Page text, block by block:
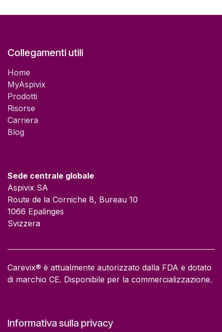
Collegamenti utili
Home
MyAspivix
Prodotti
Risorse
Carriera​
Blog
Sede centrale globale
Aspivix SA
Route de la Corniche 8, Bureau 10
1066 Epalinges
Svizzera
Carevix® è attualmente autorizzato dalla FDA e dotato
di marchio CE. Disponibile per la commercializzazione.
Informativa sulla privacy